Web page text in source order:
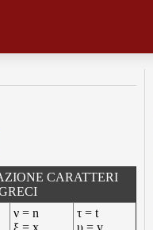
CARATTERI
ν = n
ξ = x
τ = t
υ = y